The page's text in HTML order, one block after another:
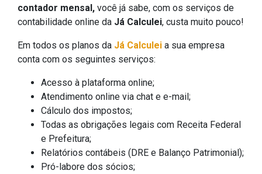
contador mensal, você já sabe, com os serviços de
contabilidade online da Já Calculei, custa muito pouco!
Em todos os planos da Já Calculei a sua empresa
conta com os seguintes serviços:
Acesso à plataforma online;
Atendimento online via chat e e-mail;
Cálculo dos impostos;
Todas as obrigações legais com Receita Federal
e Prefeitura;
Relatórios contábeis (DRE e Balanço Patrimonial);
Pró-labore dos sócios;